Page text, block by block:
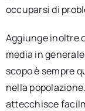
occuparsi di
Aggiunge inoltre
media in
scopo è sempre
nella
attecchisce